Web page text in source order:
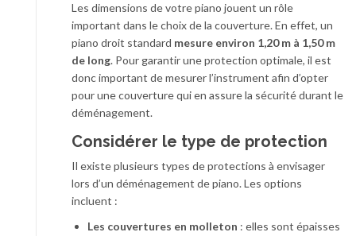
Les dimensions de votre piano jouent un rôle
important dans le choix de la couverture. En effet, un
piano droit standard mesure environ 1,20 m à 1,50 m
de long. Pour garantir une protection optimale, il est
donc important de mesurer l’instrument afin d’opter
pour une couverture qui en assure la sécurité durant le
déménagement.
Considérer le type de protection
Il existe plusieurs types de protections à envisager
lors d’un déménagement de piano. Les options
incluent :
Les couvertures en molleton : elles sont épaisses